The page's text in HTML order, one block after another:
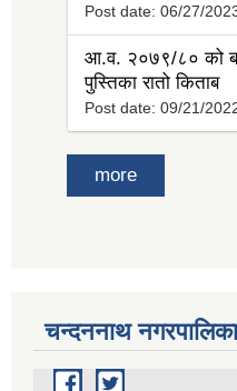
Post date: 06/27/
आ.व. २०७९/८० को
पुस्तिका रातो किताब
Post date: 09/21/
more
चन्दननाथ